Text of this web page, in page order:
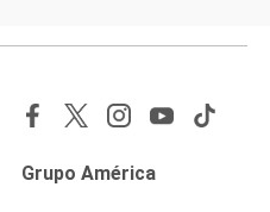
Grupo América